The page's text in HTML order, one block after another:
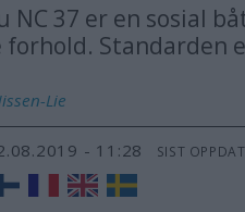
NC 37 er en sosial
forhold. Standarden
Lie
- 11:28 SIST